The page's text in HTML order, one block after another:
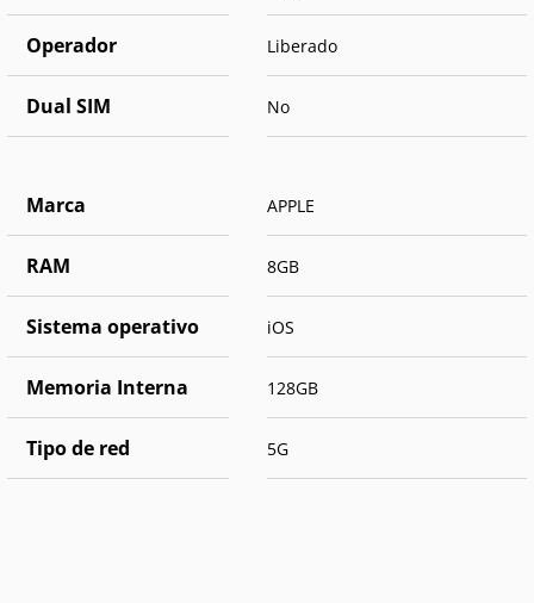
Operador Liberado
Dual SIM No
Marca APPLE
RAM 8GB
Sistema operativo iOS
Memoria Interna 128GB
Tipo de red 5G